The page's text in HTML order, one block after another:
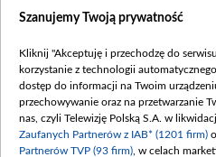
Dofinansowanie 60 000
(wpłata wrzesień 60 mln)
Dofinansowanie 635 783
Data podpisania umowy:
(wpłata wrzesień 100
mln, listopad 265 mln)
Szanujemy Twoją prywatność
Kliknij "Akceptuję i przechodzę do
korzystanie z technologii
dostęp do informacji na Twoim
przechowywanie oraz na przetwarzanie
nas, czyli Telewizję Polską S.A. w
Zaufanych Partnerów z IAB* (1201 firm)
Partnerów TVP (93 firm) , w celach